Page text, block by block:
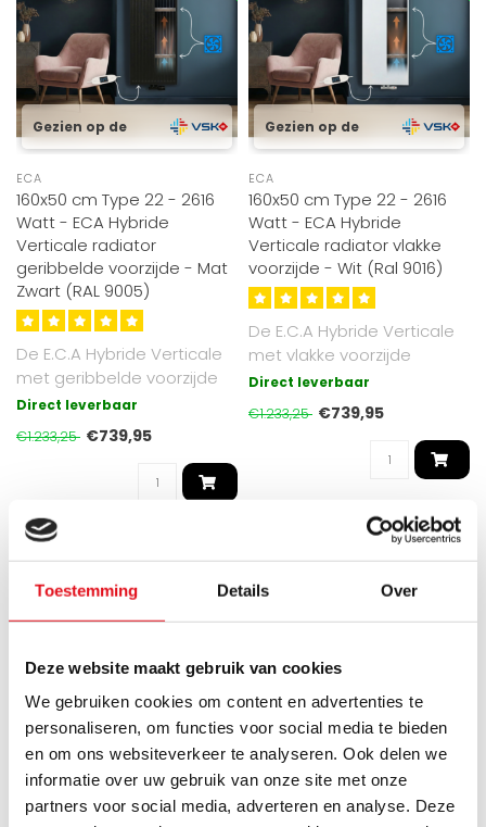
Toestemming Details Over
Deze website maakt gebruik van cookies
We gebruiken cookies om content en advertenties te
personaliseren, om functies voor social media te bieden
en om ons websiteverkeer te analyseren. Ook delen we
informatie over uw gebruik van onze site met onze
partners voor social media, adverteren en analyse. Deze
Gezien op de
ECA
160x50 cm Type 22 - 2616
Watt - ECA Hybride
Verticale radiator
geribbelde voorzijde - Mat
Zwart (RAL 9005)
De E.C.A Hybride Verticale
met geribbelde voorzijde
radiator combineert
Direct leverbaar
€1.233,25 €739,95
Gezien op de
ECA
160x50 cm Type 22 - 2616
Watt - ECA Hybride
Verticale radiator vlakke
voorzijde - Wit (Ral 9016)
De E.C.A Hybride Verticale
met vlakke voorzijde
radiator combineert
stralingswar..
Direct leverbaar
€1.233,25 €739,95
HYRBIDE
Gezien op de
ECA
HYRBIDE
Gezien op de
ECA